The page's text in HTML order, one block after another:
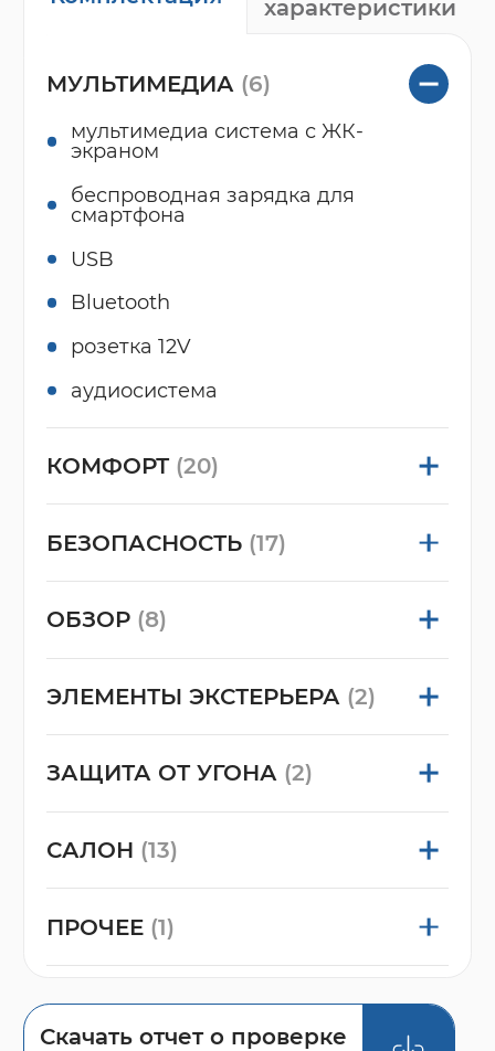
характеристики
МУЛЬТИМЕДИА (6)
мультимедиа система с ЖК-
экраном
беспроводная зарядка для
смартфона
USB
Bluetooth
розетка 12V
аудиосистема
КОМФОРТ (20)
БЕЗОПАСНОСТЬ (17)
ОБЗОР (8)
ЭЛЕМЕНТЫ ЭКСТЕРЬЕРА (2)
ЗАЩИТА ОТ УГОНА (2)
САЛОН (13)
ПРОЧЕЕ (1)
Скачать отчет о проверке